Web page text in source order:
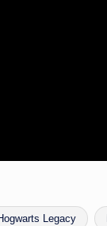
Legacy